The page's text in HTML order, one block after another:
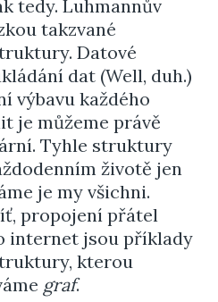
tedy. Luhmannův
takzvané
Datové
dat (Well, duh.)
výbavu každého
je můžeme právě
Tyhle struktury
životě jen
je my všichni.
propojení přátel
internet jsou příklady
kterou
graf.